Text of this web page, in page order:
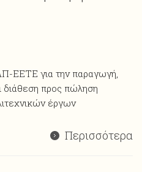
ΕΕΤΕ για την παραγωγή,
διάθεση προς πώληση
έργων
Περισσότερα